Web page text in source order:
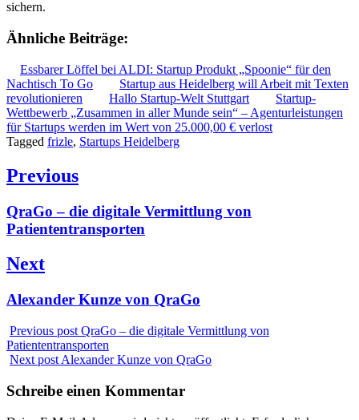
sichern.
Ähnliche Beiträge:
Essbarer Löffel bei ALDI: Startup Produkt „Spoonie“ für den
Nachtisch To Go
Startup aus Heidelberg will Arbeit mit Texten
revolutionieren
Hallo Startup-Welt Stuttgart
Startup-
Wettbewerb „Zusammen in aller Munde sein“ – Agenturleistungen
für Startups werden im Wert von 25.000,00 € verlost
Tagged frizle, Startups Heidelberg
Beitragsnavigation
Previous
Previous
post:
QraGo – die digitale Vermittlung von
Patiententransporten
Next
Next
Alexander Kunze von QraGo
Previous post QraGo – die digitale Vermittlung von
Patiententransporten
Next post Alexander Kunze von QraGo
Schreibe einen Kommentar